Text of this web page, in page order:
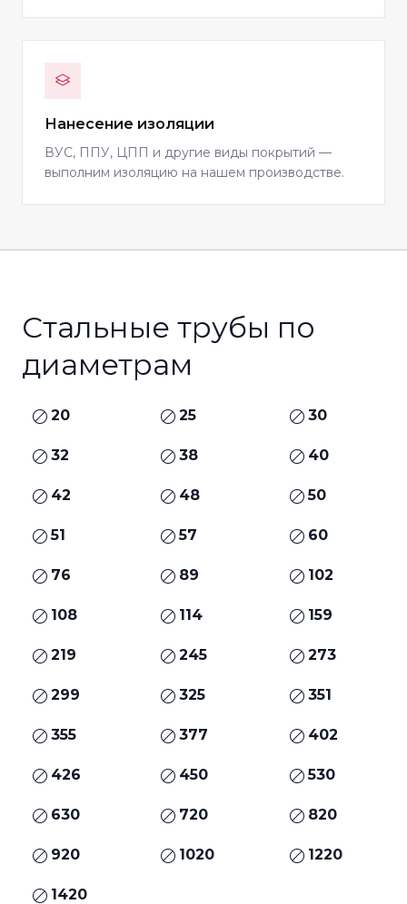
Нанесение изоляции
ВУС, ППУ, ЦПП и другие виды покрытий —
выполним изоляцию на нашем производстве.
Стальные трубы по
диаметрам
20 25 30
32 38 40
42 48 50
51 57 60
76 89 102
108 114 159
219 245 273
299 325 351
355 377 402
426 450 530
630 720 820
920 1020 1220
1420